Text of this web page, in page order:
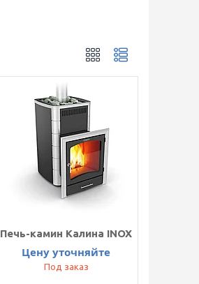
Печь-камин Калина INOX
Цену уточняйте
Под заказ